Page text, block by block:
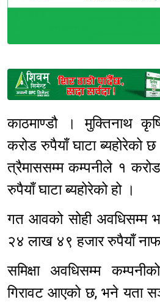
काठमाण्डौ । मुक्तिनाथ
करोड रुपैयाँ घाटा
त्रैमाससम्म कम्पनीले १
रुपैयाँ घाटा ब्यहोरेको हो ।
गत आवको सोही अवधिसम्म
२४ लाख ४९ हजार रुपैयाँ
समिक्षा अवधिसम्म
गिरावट आएको छ, भने यता